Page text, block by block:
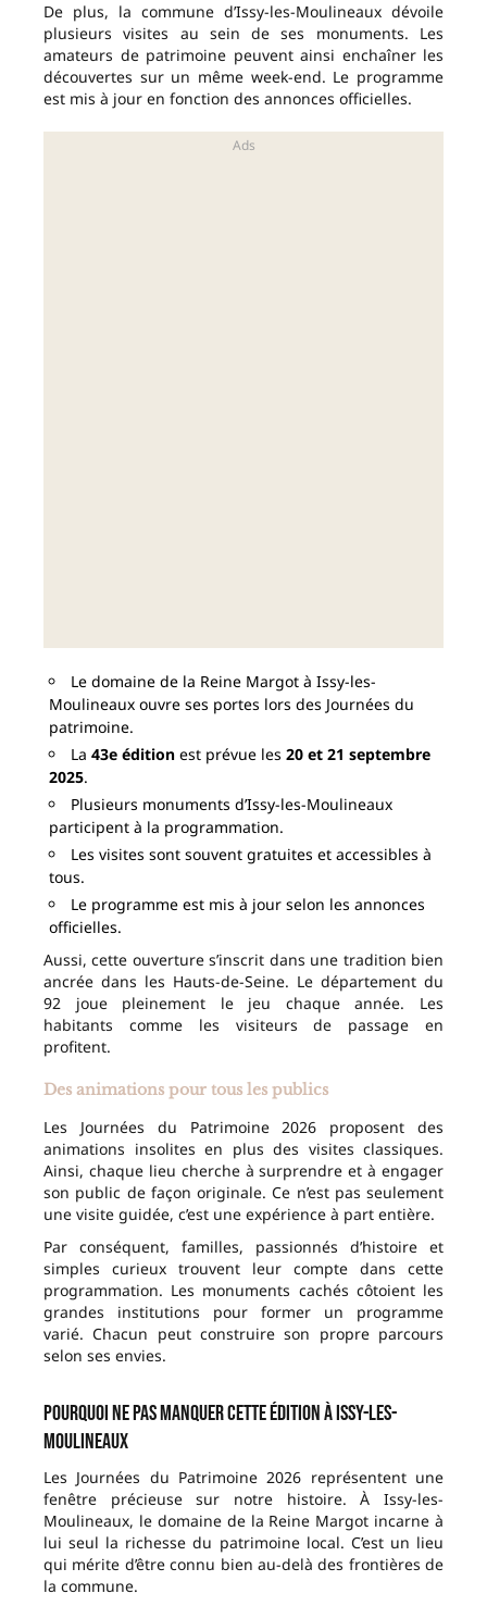
De plus, la commune d’Issy-les-Moulineaux dévoile
plusieurs visites au sein de ses monuments. Les
amateurs de patrimoine peuvent ainsi enchaîner les
découvertes sur un même week-end. Le programme
est mis à jour en fonction des annonces officielles.
Le domaine de la Reine Margot à Issy-les-
Moulineaux ouvre ses portes lors des Journées du
patrimoine.
La 43e édition est prévue les 20 et 21 septembre
2025.
Plusieurs monuments d’Issy-les-Moulineaux
participent à la programmation.
Les visites sont souvent gratuites et accessibles à
tous.
Le programme est mis à jour selon les annonces
officielles.
Aussi, cette ouverture s’inscrit dans une tradition bien
ancrée dans les Hauts-de-Seine. Le département du
92 joue pleinement le jeu chaque année. Les
habitants comme les visiteurs de passage en
profitent.
Des animations pour tous les publics
Les Journées du Patrimoine 2026 proposent des
animations insolites en plus des visites classiques.
Ainsi, chaque lieu cherche à surprendre et à engager
son public de façon originale. Ce n’est pas seulement
une visite guidée, c’est une expérience à part entière.
Par conséquent, familles, passionnés d’histoire et
simples curieux trouvent leur compte dans cette
programmation. Les monuments cachés côtoient les
grandes institutions pour former un programme
varié. Chacun peut construire son propre parcours
selon ses envies.
Pourquoi ne pas manquer cette édition à Issy-les-
Moulineaux
Les Journées du Patrimoine 2026 représentent une
fenêtre précieuse sur notre histoire. À Issy-les-
Moulineaux, le domaine de la Reine Margot incarne à
lui seul la richesse du patrimoine local. C’est un lieu
qui mérite d’être connu bien au-delà des frontières de
la commune.